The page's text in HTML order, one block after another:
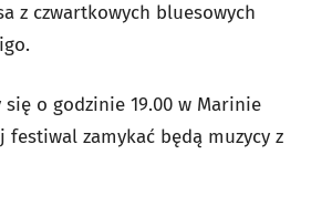
z czwartkowych bluesowych
się o godzinie 19.00 w Marinie
festiwal zamykać będą muzycy z